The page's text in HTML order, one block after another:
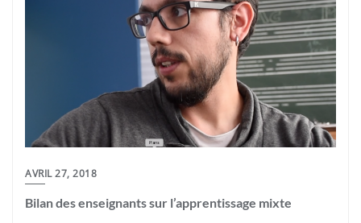
AVRIL 27, 2018
Bilan des enseignants sur l’apprentissage mixte